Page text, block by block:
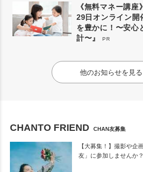
《無料マネー講座
29日オンライン開
を豊かに！〜安心
計〜』
PR
他のお知らせを見る
CHANTO FRIEND CHAN友募集
【大募集！】撮影や企
友」に参加しませんか？